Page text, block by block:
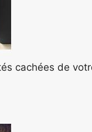
cachées de